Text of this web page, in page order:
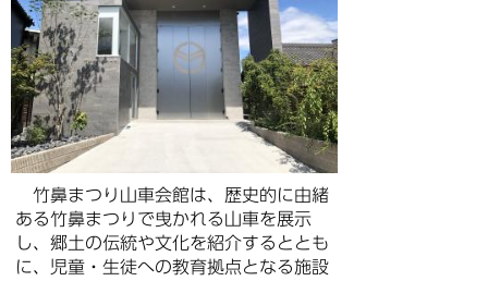
竹鼻まつり山車会館は、歴史的に由緒
ある竹鼻まつりで曳かれる山車を展示
し、郷土の伝統や文化を紹介するととも
に、児童・生徒への教育拠点となる施設